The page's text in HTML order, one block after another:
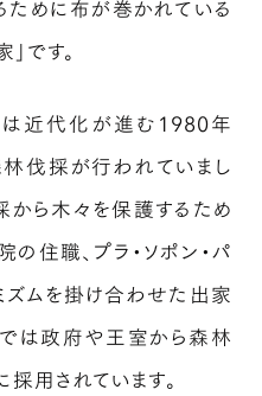
ために布が巻かれている
です。
は近代化が進む1980年
伐採が行われていまし
から木々を保護するため
住職、プラ・ソポン・パ
ズムを掛け合わせた出家
は政府や王室から森林
用されています。